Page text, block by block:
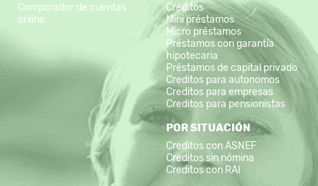
Comparador de cuentas
online
Créditos
Mini préstamos
Micro préstamos
Préstamos con garantía
hipotecaria
Préstamos de capital privado
Creditos para autonomos
Creditos para empresas
Creditos para pensionistas
POR SITUACIÓN
Creditos con ASNEF
Creditos sin nómina
Creditos con RAI